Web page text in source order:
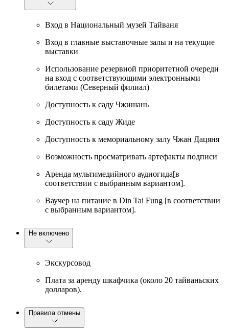
Вход в Национальный музей Тайваня
Вход в главные выставочные залы и на текущие
выставки
Использование резервной приоритетной очереди
на вход с соответствующими электронными
билетами (Северный филиал)
Доступность к саду Чжишань
Доступность к саду Жиде
Доступность к мемориальному залу Чжан Дацяня
Возможность просматривать артефакты подписи
Аренда мультимедийного аудиогида[в
соответствии с выбранным вариантом].
Ваучер на питание в Din Tai Fung [в соответствии
с выбранным вариантом].
Не включено
Экскурсовод
Плата за аренду шкафчика (около 20 тайваньских
долларов).
Правила отмены